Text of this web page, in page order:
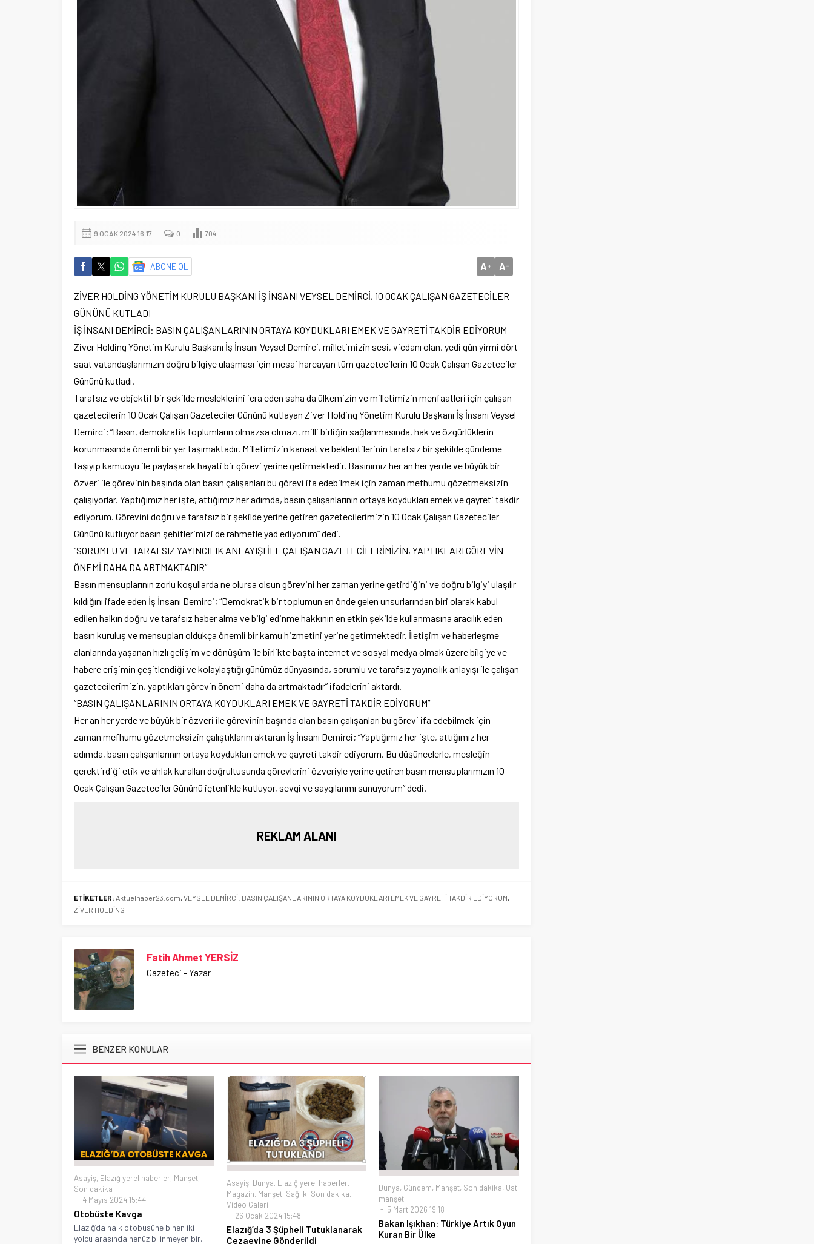
9 OCAK 2024 16:17 0 704
ABONE OL A+ A-
ZİVER HOLDİNG YÖNETİM KURULU BAŞKANI İŞ İNSANI VEYSEL DEMİRCİ, 10 OCAK ÇALIŞAN GAZETECİLER
GÜNÜNÜ KUTLADI
İŞ İNSANI DEMİRCİ: BASIN ÇALIŞANLARININ ORTAYA KOYDUKLARI EMEK VE GAYRETİ TAKDİR EDİYORUM
Ziver Holding Yönetim Kurulu Başkanı İş İnsanı Veysel Demirci, milletimizin sesi, vicdanı olan, yedi gün yirmi dört
saat vatandaşlarımızın doğru bilgiye ulaşması için mesai harcayan tüm gazetecilerin 10 Ocak Çalışan Gazeteciler
Gününü kutladı.
Tarafsız ve objektif bir şekilde mesleklerini icra eden saha da ülkemizin ve milletimizin menfaatleri için çalışan
gazetecilerin 10 Ocak Çalışan Gazeteciler Gününü kutlayan Ziver Holding Yönetim Kurulu Başkanı İş İnsanı Veysel
Demirci; “Basın, demokratik toplumların olmazsa olmazı, milli birliğin sağlanmasında, hak ve özgürlüklerin
korunmasında önemli bir yer taşımaktadır. Milletimizin kanaat ve beklentilerinin tarafsız bir şekilde gündeme
taşıyıp kamuoyu ile paylaşarak hayati bir görevi yerine getirmektedir. Basınımız her an her yerde ve büyük bir
özveri ile görevinin başında olan basın çalışanları bu görevi ifa edebilmek için zaman mefhumu gözetmeksizin
çalışıyorlar. Yaptığımız her işte, attığımız her adımda, basın çalışanlarının ortaya koydukları emek ve gayreti takdir
ediyorum. Görevini doğru ve tarafsız bir şekilde yerine getiren gazetecilerimizin 10 Ocak Çalışan Gazeteciler
Gününü kutluyor basın şehitlerimizi de rahmetle yad ediyorum” dedi.
“SORUMLU VE TARAFSIZ YAYINCILIK ANLAYIŞI İLE ÇALIŞAN GAZETECİLERİMİZİN, YAPTIKLARI GÖREVİN
ÖNEMİ DAHA DA ARTMAKTADIR”
Basın mensuplarının zorlu koşullarda ne olursa olsun görevini her zaman yerine getirdiğini ve doğru bilgiyi ulaşılır
kıldığını ifade eden İş İnsanı Demirci; “Demokratik bir toplumun en önde gelen unsurlarından biri olarak kabul
edilen halkın doğru ve tarafsız haber alma ve bilgi edinme hakkının en etkin şekilde kullanmasına aracılık eden
basın kuruluş ve mensupları oldukça önemli bir kamu hizmetini yerine getirmektedir. İletişim ve haberleşme
alanlarında yaşanan hızlı gelişim ve dönüşüm ile birlikte başta internet ve sosyal medya olmak üzere bilgiye ve
habere erişimin çeşitlendiği ve kolaylaştığı günümüz dünyasında, sorumlu ve tarafsız yayıncılık anlayışı ile çalışan
gazetecilerimizin, yaptıkları görevin önemi daha da artmaktadır” ifadelerini aktardı.
“BASIN ÇALIŞANLARININ ORTAYA KOYDUKLARI EMEK VE GAYRETİ TAKDİR EDİYORUM”
Her an her yerde ve büyük bir özveri ile görevinin başında olan basın çalışanları bu görevi ifa edebilmek için
zaman mefhumu gözetmeksizin çalıştıklarını aktaran İş İnsanı Demirci; “Yaptığımız her işte, attığımız her
adımda, basın çalışanlarının ortaya koydukları emek ve gayreti takdir ediyorum. Bu düşüncelerle, mesleğin
gerektirdiği etik ve ahlak kuralları doğrultusunda görevlerini özveriyle yerine getiren basın mensuplarımızın 10
Ocak Çalışan Gazeteciler Gününü içtenlikle kutluyor, sevgi ve saygılarımı sunuyorum” dedi.
REKLAM ALANI
ETİKETLER: Aktüelhaber23.com VEYSEL DEMİRCİ: BASIN ÇALIŞANLARININ ORTAYA KOYDUKLARI EMEK VE GAYRETİ TAKDİR EDİYORUM
ZİVER HOLDİNG
Fatih Ahmet YERSİZ
Gazeteci - Yazar
BENZER KONULAR
Asayiş, Elazığ yerel haberler, Manşet,
Son dakika
4 Mayıs 2024 15:44
Otobüste Kavga
Elazığ’da halk otobüsüne binen iki
yolcu arasında henüz bilinmeyen bir...
Asayiş, Dünya, Elazığ yerel haberler,
Magazin, Manşet, Sağlık, Son dakika,
Video Galeri
26 Ocak 2024 15:48
Elazığ’da 3 Şüpheli Tutuklanarak
Cezaevine Gönderildi
Dünya, Gündem, Manşet, Son dakika, Üst
manşet
5 Mart 2026 19:18
Bakan Işıkhan: Türkiye Artık Oyun
Kuran Bir Ülke